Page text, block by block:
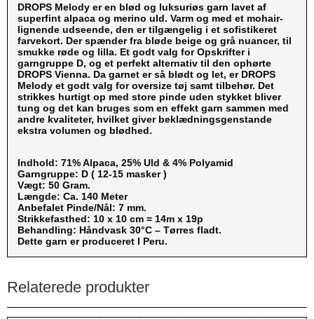
DROPS Melody er en blød og luksuriøs garn lavet af
superfint alpaca og merino uld. Varm og med et mohair-
lignende udseende, den er tilgængelig i et sofistikeret
farvekort. Der spænder fra bløde beige og grå nuancer, til
smukke røde og lilla. Et godt valg for Opskrifter i
garngruppe D, og et perfekt alternativ til den ophørte
DROPS Vienna. Da garnet er så blødt og let, er DROPS
Melody et godt valg for oversize tøj samt tilbehør. Det
strikkes hurtigt op med store pinde uden stykket bliver
tung og det kan bruges som en effekt garn sammen med
andre kvaliteter, hvilket giver beklædningsgenstande
ekstra volumen og blødhed.
Indhold: 71% Alpaca, 25% Uld & 4% Polyamid
Garngruppe: D ( 12-15 masker )
Vægt: 50 Gram.
Længde: Ca. 140 Meter
Anbefalet Pinde/Nål: 7 mm.
Strikkefasthed: 10 x 10 cm = 14m x 19p
Behandling: Håndvask 30°C – Tørres fladt.
Dette garn er produceret I Peru.
Relaterede produkter